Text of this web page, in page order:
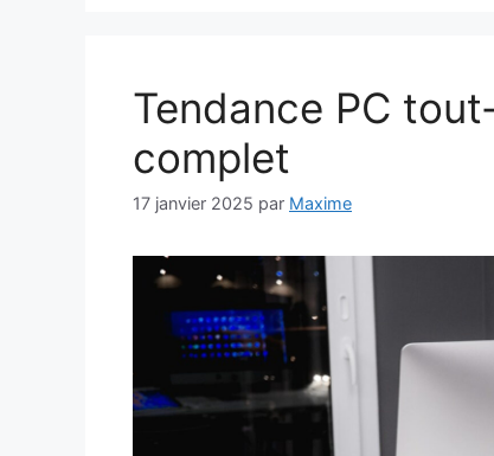
Tendance PC
complet
17 janvier 2025 par Maxime